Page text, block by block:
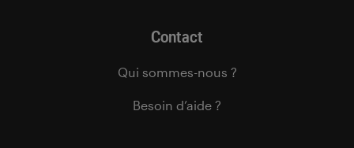
Contact
Qui sommes-nous ?
Besoin d’aide ?